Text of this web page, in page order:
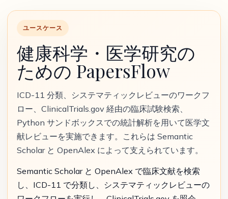
ユースケース
健康科学・医学研究の
ための PapersFlow
ICD-11 分類、システマティックレビューのワークフ
ロー、ClinicalTrials.gov 経由の臨床試験検索、
Python サンドボックスでの統計解析を用いて医学文
献レビューを実施できます。これらは Semantic
Scholar と OpenAlex によって支えられています。
Semantic Scholar と OpenAlex で臨床文献を検索
し、ICD-11 で分類し、システマティックレビューの